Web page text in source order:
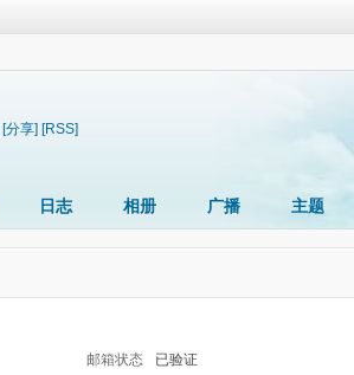
[分享] [RSS]
日志 相册 广播 主题
邮箱状态 已验证